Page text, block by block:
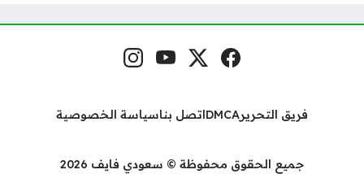
مواقع التواصل فيسبوكمنصة إكس
يوتيوبإنستغرام
فريق التحريرDMCAاتصل بناسياسة الخصوصية
جميع الحقوق محفوظة © سعودي فايف 2026